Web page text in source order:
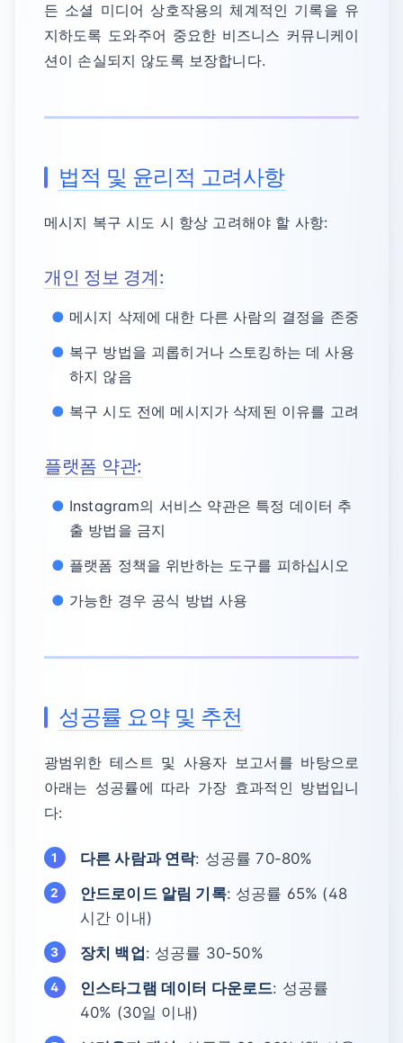
든 소셜 미디어 상호작용의 체계적인 기록을 유
지하도록 도와주어 중요한 비즈니스 커뮤니케이
션이 손실되지 않도록 보장합니다.
법적 및 윤리적 고려사항
메시지 복구 시도 시 항상 고려해야 할 사항:
개인 정보 경계:
메시지 삭제에 대한 다른 사람의 결정을 존중
복구 방법을 괴롭히거나 스토킹하는 데 사용
하지 않음
복구 시도 전에 메시지가 삭제된 이유를 고려
플랫폼 약관:
Instagram의 서비스 약관은 특정 데이터 추
출 방법을 금지
플랫폼 정책을 위반하는 도구를 피하십시오
가능한 경우 공식 방법 사용
성공률 요약 및 추천
광범위한 테스트 및 사용자 보고서를 바탕으로
아래는 성공률에 따라 가장 효과적인 방법입니
다:
다른 사람과 연락: 성공률 70-80%
안드로이드 알림 기록: 성공률 65% (48
시간 이내)
장치 백업 : 성공률 30-50%
인스타그램 데이터 다운로드: 성공률
40% (30일 이내)